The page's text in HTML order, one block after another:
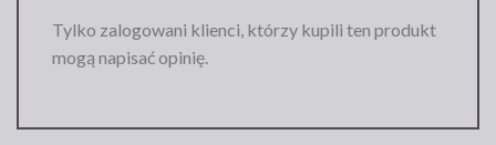
Tylko zalogowani klienci, którzy kupili ten produkt
mogą napisać opinię.